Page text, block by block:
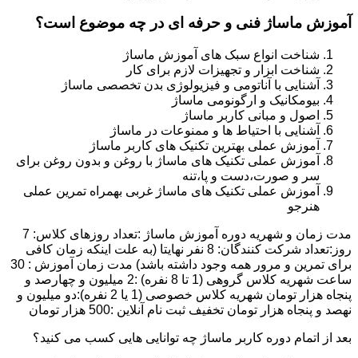
آموزش ماساژ فنی و حرفه ای در چه موضوع است؟
شناخت انواع سبک های آموزش ماساژ
شناخت ابزار و تجهیزات لازم برای کار
آشنایی با آناتومی و فیزیولوژی بدن تخصصی ماساژ
بیومکانیک و ارگونومی ماساژ
اصول و مبانی کاربر ماساژ
آشنایی با احتیاط ها و ممنوعات در ماساژ
آموزش عملی بهترین تکنیک های کاربر ماساژ
آموزش عملی تکنیک های ماساژ با روغن و بدون روغن برای
سر و صورت،دست و پا،تنه
آموزش عملی تکنیک های ماساژ غربی بهمراه تمرین عملی
هنرجو
مدت زمان و شهریه دوره آموزش ماساژ :تعداد روزهای کلاس: 7
روز:تعداد شرکت کنندگان: 8 نفر نهایتا (به علت اینکه زمان کافی
برای تمرین و مرور همه وجود داشته باشد) مدت زمان آموزش : 30
ساعت شهریه کلاس گروهی (1 تا 8 نفره) :2 میلیون و چهارصد و
پنجاه هزار تومان شهریه کلاس خصوصی (1 یا 2 نفره):دو میلیون و
نهصد و پنجاه هزار تومان تخفیف ثبت نام آنلاین :500 هزار تومان
بعد از اتمام دوره کاربر ماساژ چه توانایی هایی کسب می کنید؟